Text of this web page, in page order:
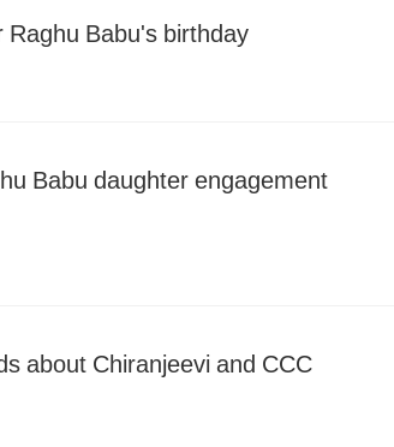
Babu's birthday
Babu daughter engagement
about Chiranjeevi and CCC